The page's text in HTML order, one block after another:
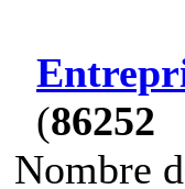
(86252
Nombre